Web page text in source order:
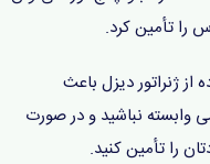
را تأمین کرد.
ژنراتور دیزل باعث
وابسته نباشید و در صورت
را تأمین کنید.